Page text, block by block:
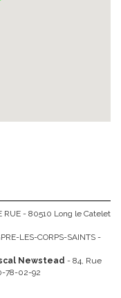
RUE - 80510 Long le Catelet
LES-CORPS-SAINTS -
Newstead - 84, Rue
78-02-92